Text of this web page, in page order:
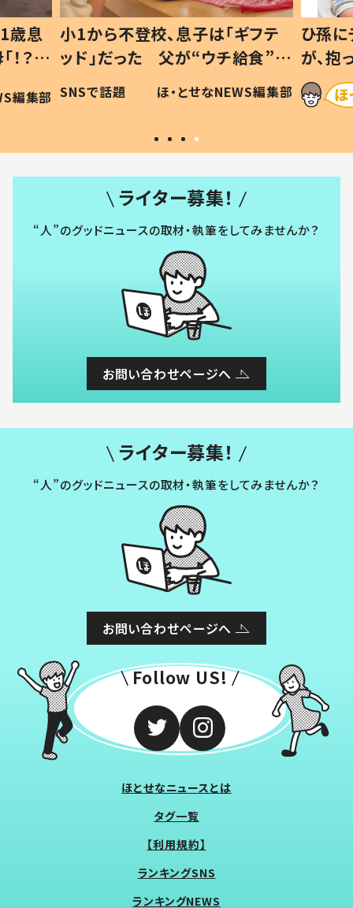
歳息
？」
編集部
小1から不登校、息子は「ギフテ
ッド」だった 父が“ウチ給食”を
作り続ける理由とは #令和の親
#令和の子
SNSで話題 ほ・とせなNEWS編集部
ひ孫
が、
「涙が
い」
ライター募集！
“人”のグッドニュースの取材・執筆をしてみませんか？
お問い合わせページへ
ライター募集！
“人”のグッドニュースの取材・執筆をしてみませんか？
お問い合わせページへ
Follow US!
ほとせなニュースとは
タグ一覧
【利用規約】
ランキングSNS
ランキングNEWS